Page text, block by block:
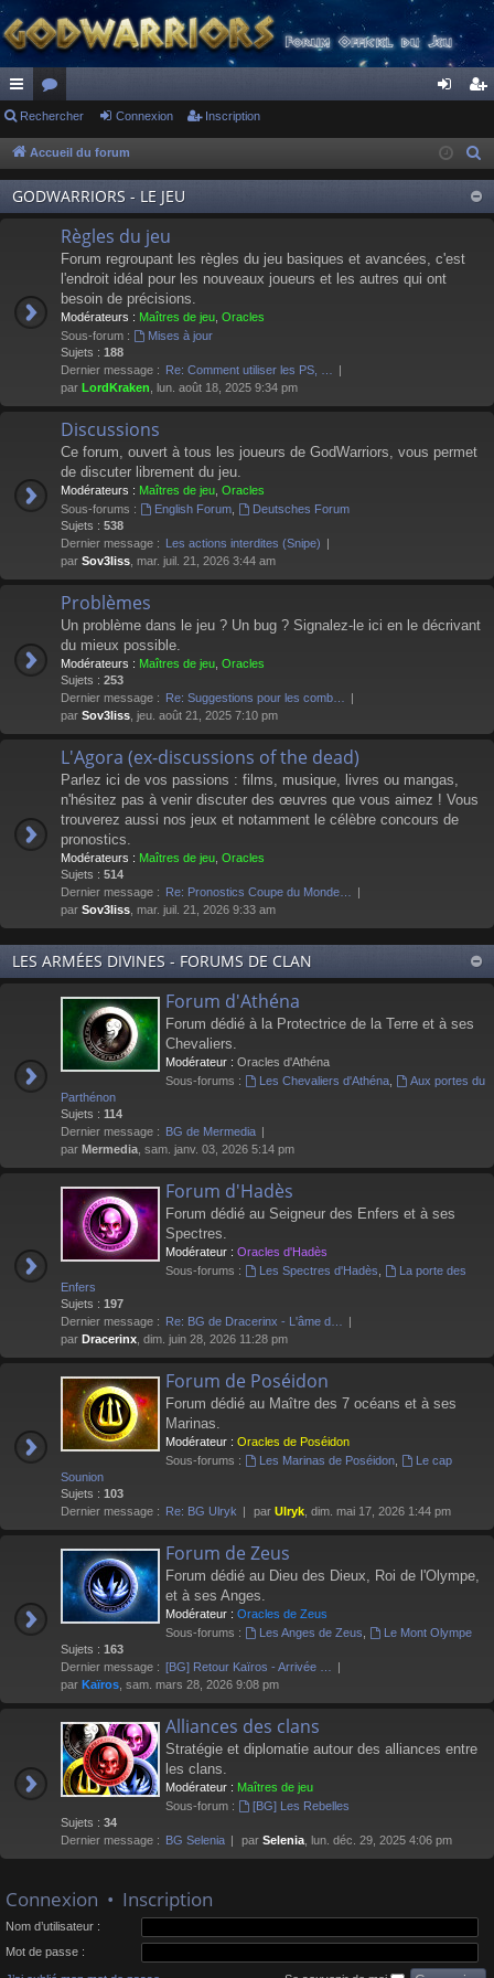
ac
co
ur
ci
or
u
m
s
ne
xi
on
cri
pti
on
Rechercher Connexion Inscription
Accueil du forum
GODWARRIORS - LE JEU
Règles du jeu
Forum regroupant les règles du jeu basiques et avancées, c'est
l'endroit idéal pour les nouveaux joueurs et les autres qui ont
besoin de précisions.
Modérateurs : Maîtres de jeu Oracles
Sous-forum :
Mises à jour
Sujets : 188
Dernier message : Re: Comment utiliser les PS, …
par LordKraken , lun. août 18, 2025 9:34 pm
Discussions
Ce forum, ouvert à tous les joueurs de GodWarriors, vous permet
de discuter librement du jeu.
Modérateurs : Maîtres de jeu Oracles
Sous-forums :
English Forum,
Deutsches Forum
Sujets : 538
Dernier message : Les actions interdites (Snipe)
par Sov3liss , mar. juil. 21, 2026 3:44 am
Problèmes
Un problème dans le jeu ? Un bug ? Signalez-le ici en le décrivant
du mieux possible.
Modérateurs : Maîtres de jeu Oracles
Sujets : 253
Dernier message : Re: Suggestions pour les comb…
par Sov3liss , jeu. août 21, 2025 7:10 pm
L'Agora (ex-discussions of the dead)
Parlez ici de vos passions : films, musique, livres ou mangas,
n'hésitez pas à venir discuter des œuvres que vous aimez ! Vous
trouverez aussi nos jeux et notamment le célèbre concours de
pronostics.
Modérateurs : Maîtres de jeu Oracles
Sujets : 514
Dernier message : Re: Pronostics Coupe du Monde…
par Sov3liss , mar. juil. 21, 2026 9:33 am
LES ARMÉES DIVINES - FORUMS DE CLAN
Forum d'Athéna
Forum dédié à la Protectrice de la Terre et à ses
Chevaliers.
Modérateur : Oracles d'Athéna
Sous-forums :
Les Chevaliers d'Athéna,
Aux portes du
Parthénon
Sujets : 114
Dernier message : BG de Mermedia
par Mermedia , sam. janv. 03, 2026 5:14 pm
Forum d'Hadès
Forum dédié au Seigneur des Enfers et à ses
Spectres.
Modérateur : Oracles d'Hadès
Sous-forums :
Les Spectres d'Hadès
La porte des
Enfers
Sujets : 197
Dernier message : Re: BG de Dracerinx - L'âme d…
par Dracerinx , dim. juin 28, 2026 11:28 pm
Forum de Poséidon
Forum dédié au Maître des 7 océans et à ses
Marinas.
Modérateur : Oracles de Poséidon
Sous-forums :
Les Marinas de Poséidon,
Le cap
Sounion
Sujets : 103
Dernier message : Re: BG Ulryk par Ulryk , dim. mai 17, 2026 1:44 pm
Forum de Zeus
Forum dédié au Dieu des Dieux, Roi de l'Olympe,
et à ses Anges.
Modérateur : Oracles de Zeus
Sous-forums :
Les Anges de Zeus
Le Mont Olympe
Sujets : 163
Dernier message : [BG] Retour Kaïros - Arrivée …
par Kaïros , sam. mars 28, 2026 9:08 pm
Alliances des clans
Stratégie et diplomatie autour des alliances entre
les clans.
Modérateur : Maîtres de jeu
Sous-forum :
[BG] Les Rebelles
Sujets : 34
Dernier message : BG Selenia par Selenia , lun. déc. 29, 2025 4:06 pm
Connexion • Inscription
Nom d’utilisateur :
Mot de passe :